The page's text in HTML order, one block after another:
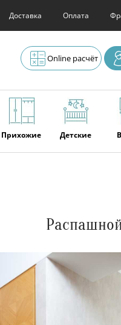
Доставка Оплата
Online расчёт
Прихожие Детские